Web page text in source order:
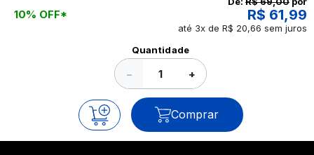
10% OFF* R$ 61,99
até 3x de R$ 20,66 sem juros
Quantidade
− +
Comprar